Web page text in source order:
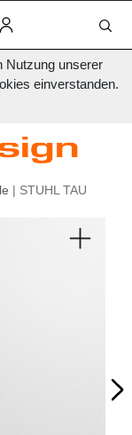
Nutzung unserer
einverstanden.
| STUHL TAU